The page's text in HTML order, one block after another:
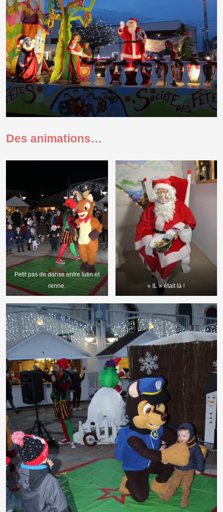
Des animations…
Petit pas de danse entre lutin et
renne.
« IL » était là !